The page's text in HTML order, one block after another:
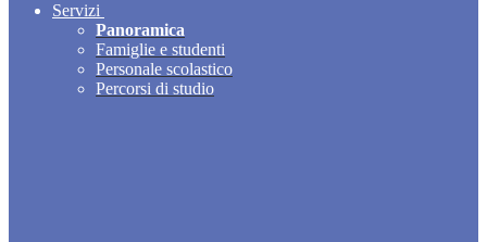
Servizi
Panoramica
Famiglie e studenti
Personale scolastico
Percorsi di studio